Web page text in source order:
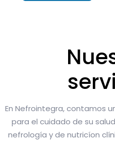
En Nefrointegra, contamos
para el cuidado de su
nefrología y de nutricíon